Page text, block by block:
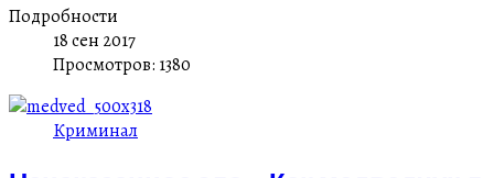
Подробности
18 сен 2017
Просмотров: 1380
Криминал